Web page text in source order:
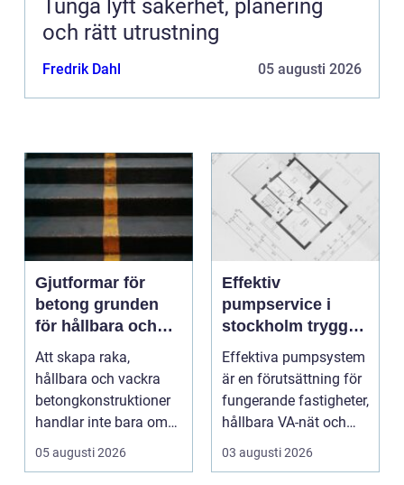
Tunga lyft säkerhet, planering
och rätt utrustning
Fredrik Dahl 05 augusti 2026
Gjutformar för
betong grunden
för hållbara och
precisa
konstruktioner
Att skapa raka,
hållbara och vackra
betongkonstruktioner
handlar inte bara om
rätt betongrecept elle...
05 augusti 2026
Effektiv
pumpservice i
stockholm trygg
drift utan avbrott
Effektiva pumpsystem
är en förutsättning för
fungerande fastigheter,
hållbara VA-nät och
trygg hante...
03 augusti 2026